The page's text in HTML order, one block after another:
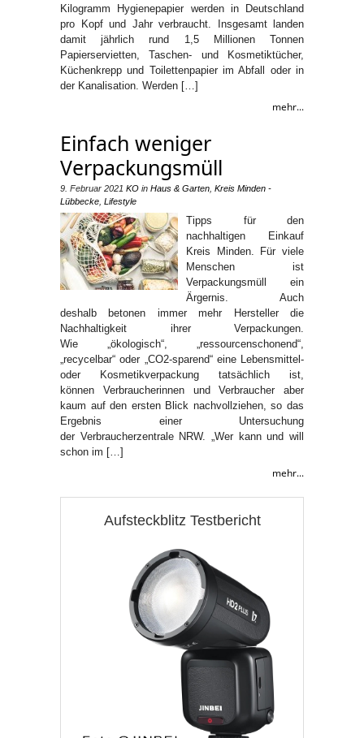
Kilogramm Hygienepapier werden in Deutschland
pro Kopf und Jahr verbraucht. Insgesamt landen
damit jährlich rund 1,5 Millionen Tonnen
Papierservietten, Taschen- und Kosmetiktücher,
Küchenkrepp und Toilettenpapier im Abfall oder in
der Kanalisation. Werden […]
mehr...
Einfach weniger
Verpackungsmüll
9. Februar 2021 KO in Haus & Garten Kreis Minden -
Lübbecke Lifestyle
Tipps für den
nachhaltigen Einkauf
Kreis Minden. Für viele
Menschen ist
Verpackungsmüll ein
Ärgernis. Auch
deshalb betonen immer mehr Hersteller die
Nachhaltigkeit ihrer Verpackungen.
Wie „ökologisch“, „ressourcenschonend“,
„recycelbar“ oder „CO2-sparend“ eine Lebensmittel-
oder Kosmetikverpackung tatsächlich ist,
können Verbraucherinnen und Verbraucher aber
kaum auf den ersten Blick nachvollziehen, so das
Ergebnis einer Untersuchung
der Verbraucherzentrale NRW. „Wer kann und will
schon im […]
mehr...
Aufsteckblitz Testbericht